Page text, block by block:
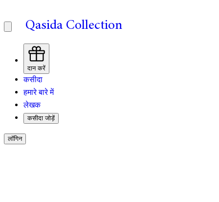
Qasida Collection
दान करें
कसीदा
हमारे बारे में
लेखक
कसीदा जोड़ें
लॉगिन